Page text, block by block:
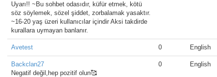
Uyarı!! ~Bu sohbet odasıdır, küfür etmek, kötü
söz söylemek, sözel şiddet, zorbalamak yasaktır.
~16-20 yaş üzeri kullanıcılar içindir Aksi takdirde
kurallara uymayan banlanır.
Avetest 0 English
Backclan27
Negatif değil,hep pozitif olun🥰
0 English